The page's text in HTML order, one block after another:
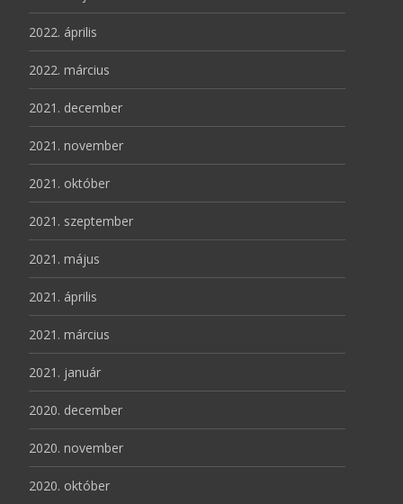
2022. április
2022. március
2021. december
2021. november
2021. október
2021. szeptember
2021. május
2021. április
2021. március
2021. január
2020. december
2020. november
2020. október